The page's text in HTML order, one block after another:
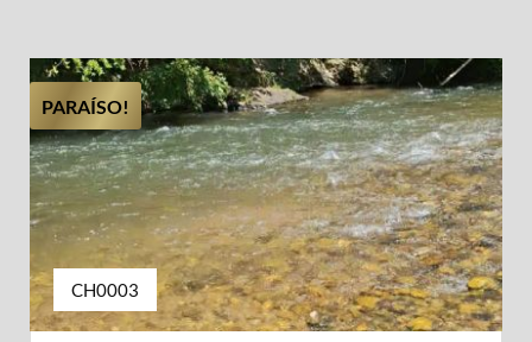
PARAÍSO!
CH0003